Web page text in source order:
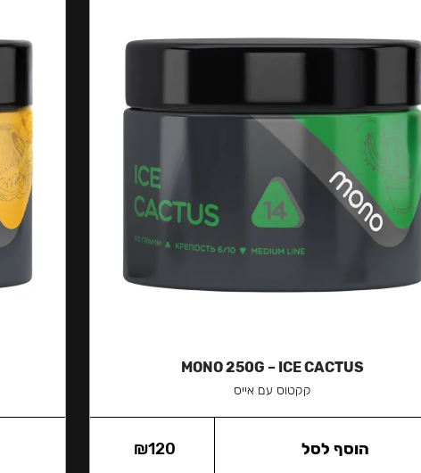
MONO 250G – ICE CACTUS
קקטוס עם אייס
₪120 הוסף לסל